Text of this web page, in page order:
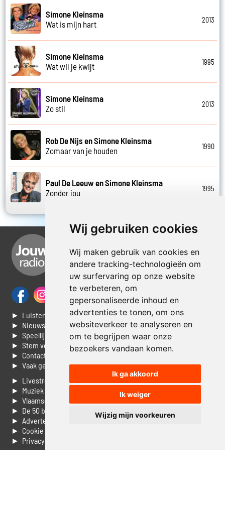
Wij gebruiken cookies
Wij maken gebruik van cookies en
andere tracking-technologieën om
uw surfervaring op onze website
te verbeteren, om
gepersonaliseerde inhoud en
advertenties te tonen, om ons
websiteverkeer te analyseren en
om te begrijpen waar onze
bezoekers vandaan komen.
Ik ga akkoord
Ik weiger
Wijzig mijn voorkeuren
Simone Kleinsma
Wat is mijn hart
2013
Simone Kleinsma
Wat wil je kwijt
1995
Simone Kleinsma
Zo stil
2013
Rob De Nijs en Simone Kleinsma
Zomaar van je houden
1990
Paul De Leeuw en Simone Kleinsma
Zonder jou
1995
► Luisteren naar Jouwradio
► Nieuws
► Speellijst
► Stem voor de Dag top 3
► Contacteer ons
► Vaak gestelde vragen
► Livestream informatie
► Muziek opzoeken
► Vlaamse 100 Aller tijden
► De 50 beste van...
► Adverteren op Jouwradio
► Cookie voorkeuren wijzigen
► Privacyinformatie